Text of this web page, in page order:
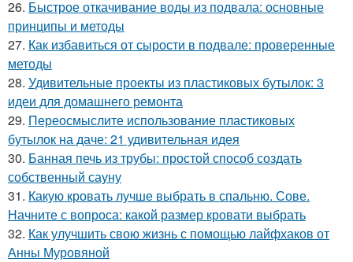
26. Быстрое откачивание воды из подвала: основные
принципы и методы
27. Как избавиться от сырости в подвале: проверенные
методы
28. Удивительные проекты из пластиковых бутылок: 3
идеи для домашнего ремонта
29. Переосмыслите использование пластиковых
бутылок на даче: 21 удивительная идея
30. Банная печь из трубы: простой способ создать
собственный сауну
31. Какую кровать лучше выбрать в спальню. Сове.
Начните с вопроса: какой размер кровати выбрать
32. Как улучшить свою жизнь с помощью лайфхаков от
Анны Муровяной